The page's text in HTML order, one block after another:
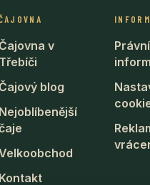
v
Třebíči
blog
Nejoblíbenější
Kontakt
Právní